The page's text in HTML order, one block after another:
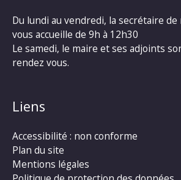
Du lundi au vendredi, la secrétaire
vous accueille de 9h à 12h30
Le samedi, le maire et ses adjoints
rendez vous.
Liens
Accessibilité : non conforme
Plan du site
Mentions légales